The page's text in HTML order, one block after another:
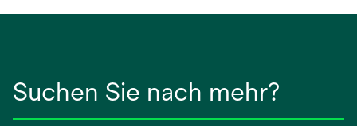
Suchen Sie nach mehr?